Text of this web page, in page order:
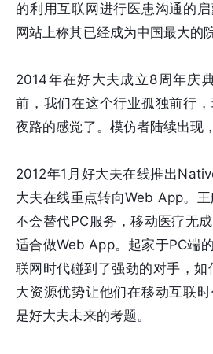
的利用互联网进行医患沟通的
网站上称其已经成为中国最大的
2014年在好大夫成立8周年庆
前，我们在这个行业孤独前行
夜路的感觉了。模仿者陆续出现
2012年1月好大夫在线推出
大夫在线重点转向Web App。
不会替代PC服务，移动医疗无
适合做Web App。起家于PC端
联网时代碰到了强劲的对手，如
大资源优势让他们在移动互联
是好大夫未来的考题。